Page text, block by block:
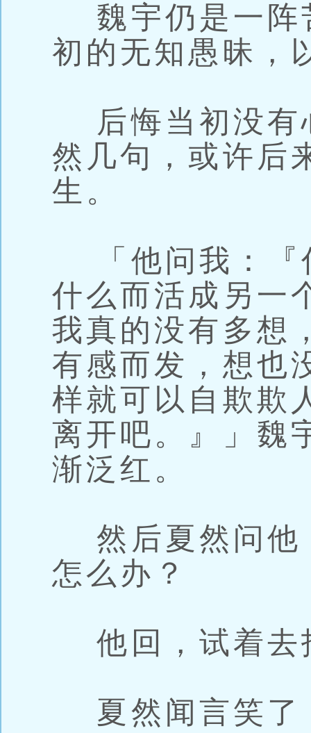
魏宇仍是一阵
初的无知愚昧，
后悔当初没有
然几句，或许后
生。
「他问我：『
什么而活成另一
我真的没有多想
有感而发，想也
样就可以自欺欺
离开吧。』」魏
渐泛红。
然后夏然问他
怎么办？
他回，试着去
夏然闻言笑了